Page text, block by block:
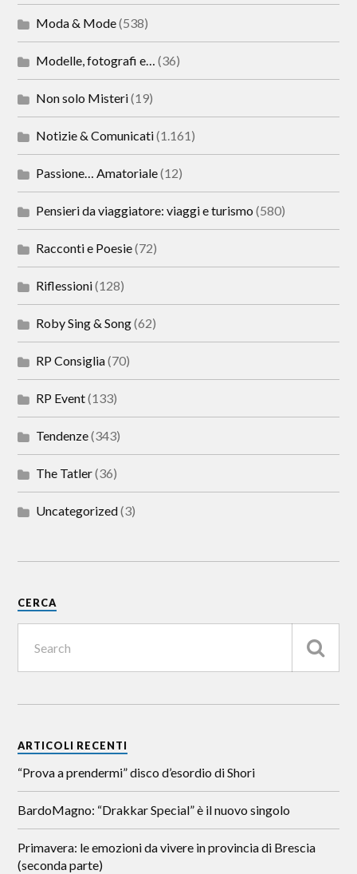
Moda & Mode(538)
Modelle, fotografi e… (36)
Non solo Misteri(19)
Notizie & Comunicati(1.161)
Passione… Amatoriale(12)
Pensieri da viaggiatore: viaggi e turismo (580)
Racconti e Poesie(72)
Riflessioni(128)
Roby Sing & Song(62)
RP Consiglia(70)
RP Event(133)
Tendenze(343)
The Tatler(36)
Uncategorized(3)
CERCA
ARTICOLI RECENTI
“Prova a prendermi” disco d’esordio di Shori
BardoMagno: “Drakkar Special” è il nuovo singolo
Primavera: le emozioni da vivere in provincia di Brescia
(seconda parte)